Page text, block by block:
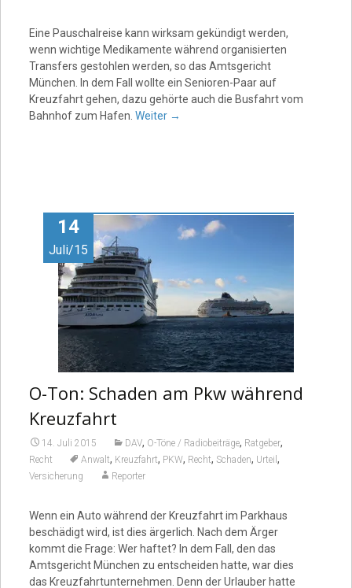
Eine Pauschalreise kann wirksam gekündigt werden,
wenn wichtige Medikamente während organisierten
Transfers gestohlen werden, so das Amtsgericht
München. In dem Fall wollte ein Senioren-Paar auf
Kreuzfahrt gehen, dazu gehörte auch die Busfahrt vom
Bahnhof zum Hafen. Weiter →
14
Juli/15
O-Ton: Schaden am Pkw während
Kreuzfahrt
14. Juli 2015 DAV, O-Töne / Radiobeiträge, Ratgeber,
Recht Anwalt, Kreuzfahrt, PKW, Recht, Schaden, Urteil ,
Versicherung Reporter
Wenn ein Auto während der Kreuzfahrt im Parkhaus
beschädigt wird, ist dies ärgerlich. Nach dem Ärger
kommt die Frage: Wer haftet? In dem Fall, den das
Amtsgericht München zu entscheiden hatte, war dies
das Kreuzfahrtunternehmen. Denn der Urlauber hatte